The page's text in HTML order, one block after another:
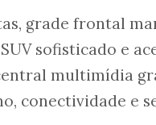
grade frontal
sofisticado e
multimídia
conectividade e